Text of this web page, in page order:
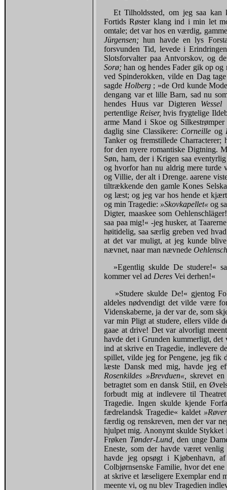
Et Tilholdssted, om jeg saa
Fortids Røster klang ind i min let
omtale; det var hos en værdig,
Jürgensen;hun havde en lys
forsvunden Tid, levede i
Slotsforvalter paa Antvorskov, og
Sorø;han og hendes Fader gik op
ved Spinderokken, vilde en Dag
sagde Holberg ; »de Ord kunde
dengang var et lille Barn, sad nu
hendes Huus var Digteren Wessel
pertentlige Reiser,hvis frygtelige
arme Mand i Skoe og
daglig sine Classikere: Corneille og
Tanker og fremstillede
for den nyere romantiske Digtning.
Søn, ham, der i Krigen saa
og hvorfor han nu aldrig mere turde
og Villie, der alt i Drenge. aarene
tiltrækkende den gamle Kones
og læst; og jeg var hos hende et
og min Tragedie: »Skovkapellet« og
Digter, maaskee som
saa paa mig!« -jeg husker, at
høitidelig, saa særlig greben ved
at det var muligt, at jeg kunde
nævnet, naar man nævnede
»Egentlig skulde De studere!«
kommer vel ad Deres Vei derhen!«
»Studere skulde De!« gjentog
aldeles nødvendigt det vilde være
Videnskaberne, ja der var de, som
var min Pligt at studere, ellers vilde
gaae at drive! Det var alvorligt
havde det i Grunden kummerligt,
ind at skrive en Tragedie, indlevere
spillet, vilde jeg for Pengene, jeg fik
læste Dansk med mig, havde jeg
Rosenkildes »Brevduen«,skrevet
betragtet som en dansk Stiil, en
forbudt mig at indlevere til
Tragedie. Ingen skulde kjende
fædrelandsk Tragedie« kaldet
færdig og renskreven, men der var
hjulpet mig. Anonymt skulde
Frøken Tønder-Lund,den unge
Eneste, som der havde været
havde jeg opsøgt i Kjøbenhavn,
Colbjørnsenske Familie, hvor det
at skrive et læseligere Exemplar end
meente vi, og nu blev Tragedien